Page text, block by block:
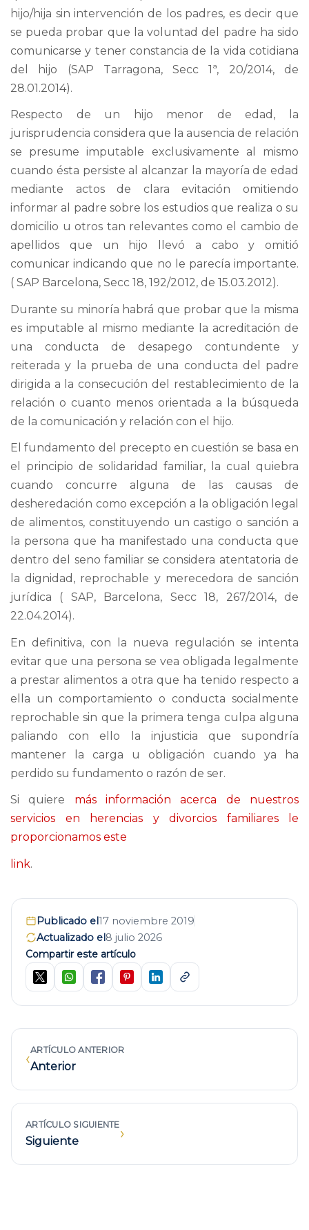
hijo/hija sin intervención de los padres, es decir que
se pueda probar que la voluntad del padre ha sido
comunicarse y tener constancia de la vida cotidiana
del hijo (SAP Tarragona, Secc 1ª, 20/2014, de
28.01.2014).
Respecto de un hijo menor de edad, la
jurisprudencia considera que la ausencia de relación
se presume imputable exclusivamente al mismo
cuando ésta persiste al alcanzar la mayoría de edad
mediante actos de clara evitación omitiendo
informar al padre sobre los estudios que realiza o su
domicilio u otros tan relevantes como el cambio de
apellidos que un hijo llevó a cabo y omitió
comunicar indicando que no le parecía importante.
( SAP Barcelona, Secc 18, 192/2012, de 15.03.2012).
Durante su minoría habrá que probar que la misma
es imputable al mismo mediante la acreditación de
una conducta de desapego contundente y
reiterada y la prueba de una conducta del padre
dirigida a la consecución del restablecimiento de la
relación o cuanto menos orientada a la búsqueda
de la comunicación y relación con el hijo.
El fundamento del precepto en cuestión se basa en
el principio de solidaridad familiar, la cual quiebra
cuando concurre alguna de las causas de
desheredación como excepción a la obligación legal
de alimentos, constituyendo un castigo o sanción a
la persona que ha manifestado una conducta que
dentro del seno familiar se considera atentatoria de
la dignidad, reprochable y merecedora de sanción
jurídica ( SAP, Barcelona, Secc 18, 267/2014, de
22.04.2014).
En definitiva, con la nueva regulación se intenta
evitar que una persona se vea obligada legalmente
a prestar alimentos a otra que ha tenido respecto a
ella un comportamiento o conducta socialmente
reprochable sin que la primera tenga culpa alguna
paliando con ello la injusticia que supondría
mantener la carga u obligación cuando ya ha
perdido su fundamento o razón de ser.
Si quiere más información acerca de nuestros
servicios en herencias y divorcios familiares le
proporcionamos este
link.
Publicado el17 noviembre 2019
Actualizado el8 julio 2026
Compartir este artículo
‹ARTÍCULO ANTERIOR
Anterior
ARTÍCULO SIGUIENTE
Siguiente ›